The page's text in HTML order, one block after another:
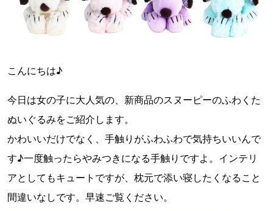
こんにちは♪
今日は女の子に大人気の、新商品のスヌーピーのふわくた
ぬいぐるみをご紹介します。
かわいいだけでなく、手触りがふわふわで気持ちいいんで
す♪一度触ったらやみつきになる手触りですよ。インテリ
アとしてもキュートですが、枕元で添い寝したくなること
間違いなしです。早速ご覧ください。